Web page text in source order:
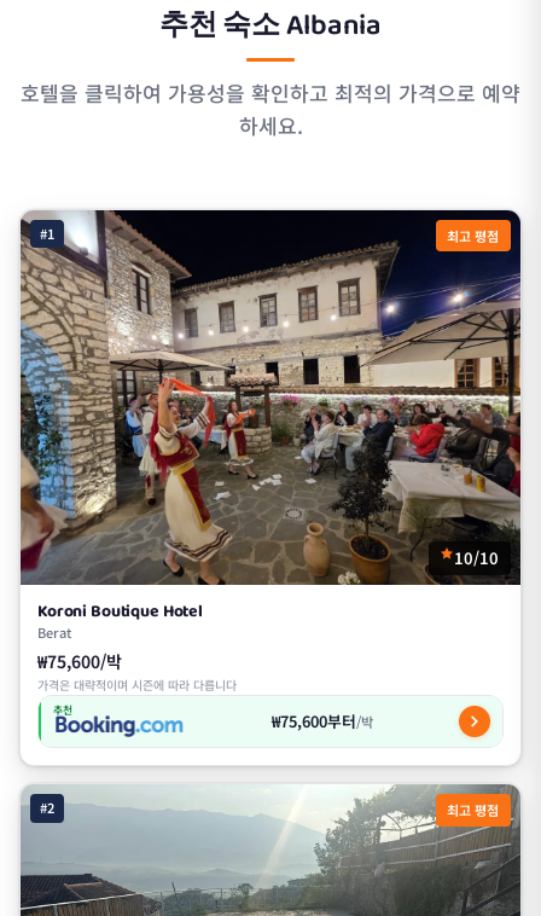
추천 숙소Albania
호텔을 클릭하여 가용성을 확인하고 최적의 가격으로 예약
하세요.
#1 최고 평점
10/10
Koroni Boutique Hotel
Berat
₩75,600/박
가격은 대략적이며 시즌에 따라 다릅니다
추천 ₩75,600부터/박
#2 최고 평점